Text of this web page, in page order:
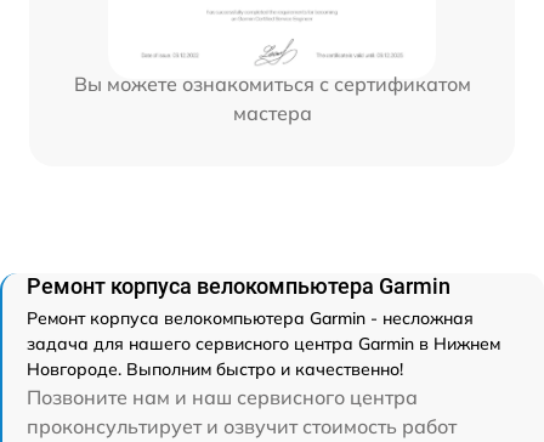
Вы можете ознакомиться с сертификатом
мастера
Ремонт корпуса велокомпьютера Garmin
Ремонт корпуса велокомпьютера Garmin - несложная
задача для нашего сервисного центра Garmin в Нижнем
Новгороде. Выполним быстро и качественно!
Позвоните нам и наш сервисного центра
проконсультирует и озвучит стоимость работ